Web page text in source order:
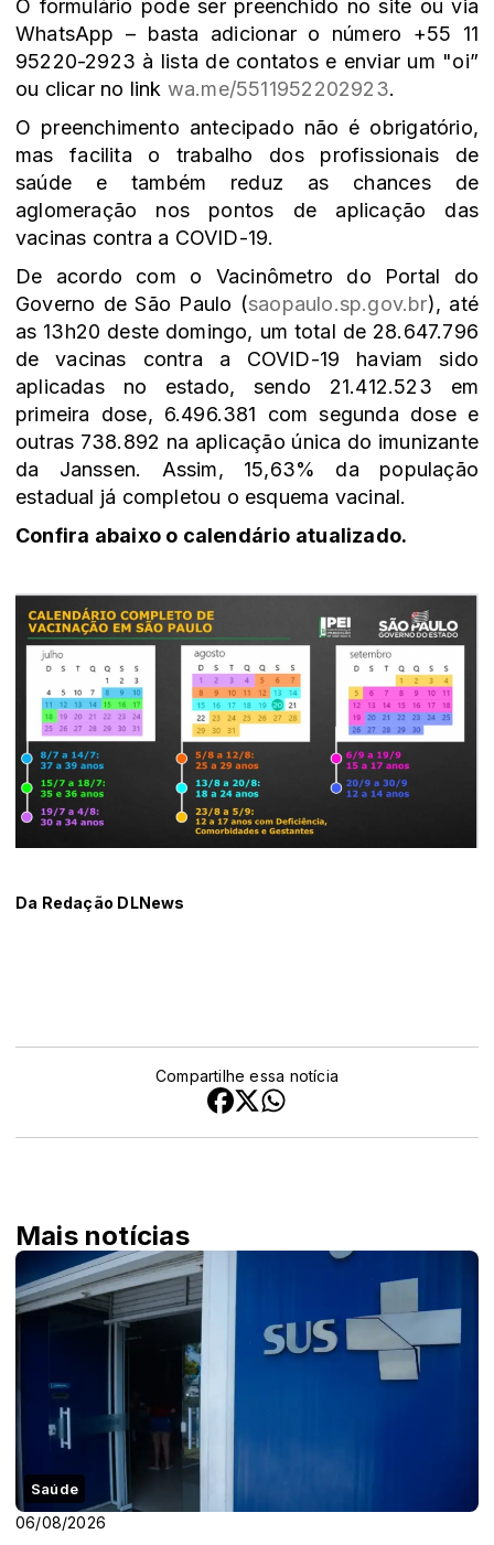
O formulário pode ser preenchido no site ou via
WhatsApp – basta adicionar o número +55 11
95220-2923 à lista de contatos e enviar um "oi”
ou clicar no link wa.me/5511952202923.
O preenchimento antecipado não é obrigatório,
mas facilita o trabalho dos profissionais de
saúde e também reduz as chances de
aglomeração nos pontos de aplicação das
vacinas contra a COVID-19.
De acordo com o Vacinômetro do Portal do
Governo de São Paulo (saopaulo.sp.gov.br), até
as 13h20 deste domingo, um total de 28.647.796
de vacinas contra a COVID-19 haviam sido
aplicadas no estado, sendo 21.412.523 em
primeira dose, 6.496.381 com segunda dose e
outras 738.892 na aplicação única do imunizante
da Janssen. Assim, 15,63% da população
estadual já completou o esquema vacinal.
Confira abaixo o calendário atualizado.
Da Redação DLNews
Compartilhe essa notícia
Mais notícias
Saúde
06/08/2026